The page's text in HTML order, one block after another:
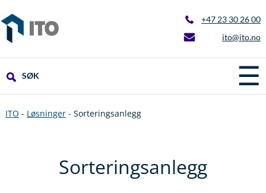
+47 23 30 26 00
ito@ito.no
☰
SØK
ITO - Løsninger- Sorteringsanlegg
Sorteringsanlegg